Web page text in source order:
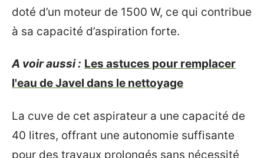
doté d’un moteur de 1500 W, ce qui contribue
à sa capacité d’aspiration forte.
A voir aussi : Les astuces pour remplacer
l'eau de Javel dans le nettoyage
La cuve de cet aspirateur a une capacité de
40 litres, offrant une autonomie suffisante
pour des travaux prolongés sans nécessité